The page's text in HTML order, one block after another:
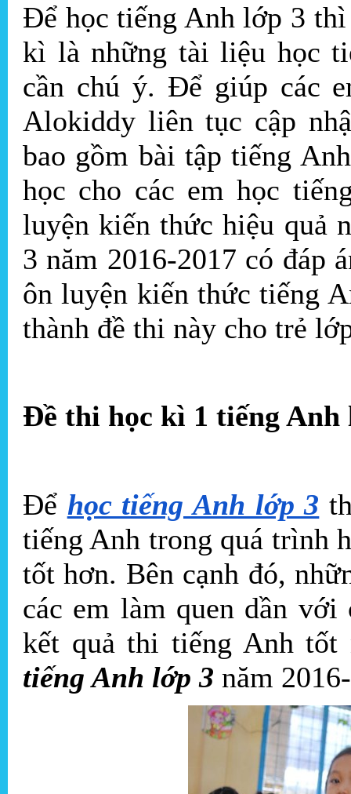
Để học tiếng Anh lớp 3
kì là những tài liệu học
cần chú ý. Để giúp các
Alokiddy liên tục cập
bao gồm bài tập tiếng
học cho các em học
luyện kiến thức hiệu quả
3 năm 2016-2017 có đáp
ôn luyện kiến thức tiếng
thành đề thi này cho trẻ
Đề thi học kì 1 tiếng Anh
Để học tiếng Anh lớp 3
tiếng Anh trong quá trình
tốt hơn. Bên cạnh đó,
các em làm quen dần
kết quả thi tiếng Anh
tiếng Anh lớp 3 năm